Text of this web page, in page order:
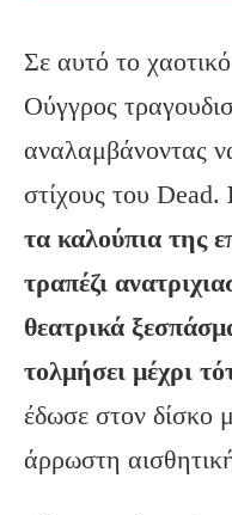
Σε αυτό το
Ούγγρος
αναλαμβάνοντας
στίχους του Dead.
τα καλούπια της
τραπέζι
θεατρικά
τολμήσει μέχρι
έδωσε στον δίσκο
άρρωστη